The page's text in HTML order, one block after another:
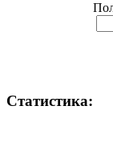
Статистика: